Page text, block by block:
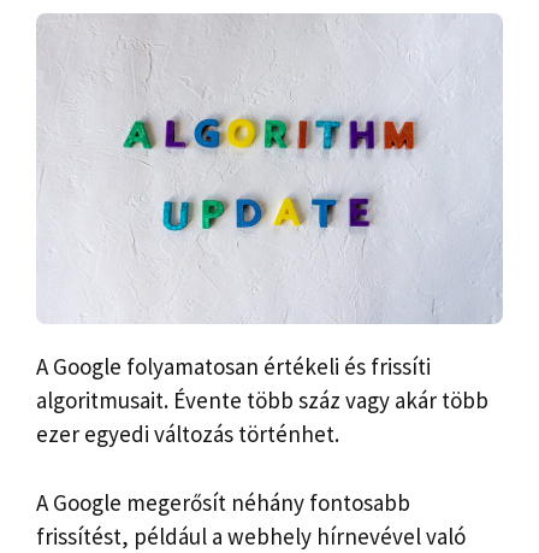
A Google folyamatosan értékeli és frissíti
algoritmusait. Évente több száz vagy akár több
ezer egyedi változás történhet.
A Google megerősít néhány fontosabb
frissítést, például a webhely hírnevével való